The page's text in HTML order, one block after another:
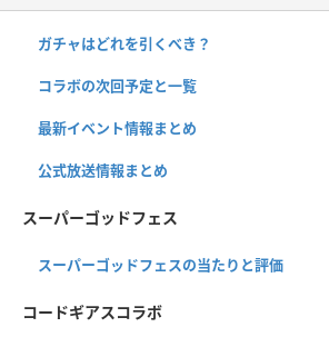
ガチャはどれを引くべき？
コラボの次回予定と一覧
最新イベント情報まとめ
公式放送情報まとめ
スーパーゴッドフェス
スーパーゴッドフェスの当たりと評価
コードギアスコラボ